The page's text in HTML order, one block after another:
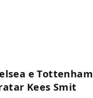
e Tottenham
Kees Smit